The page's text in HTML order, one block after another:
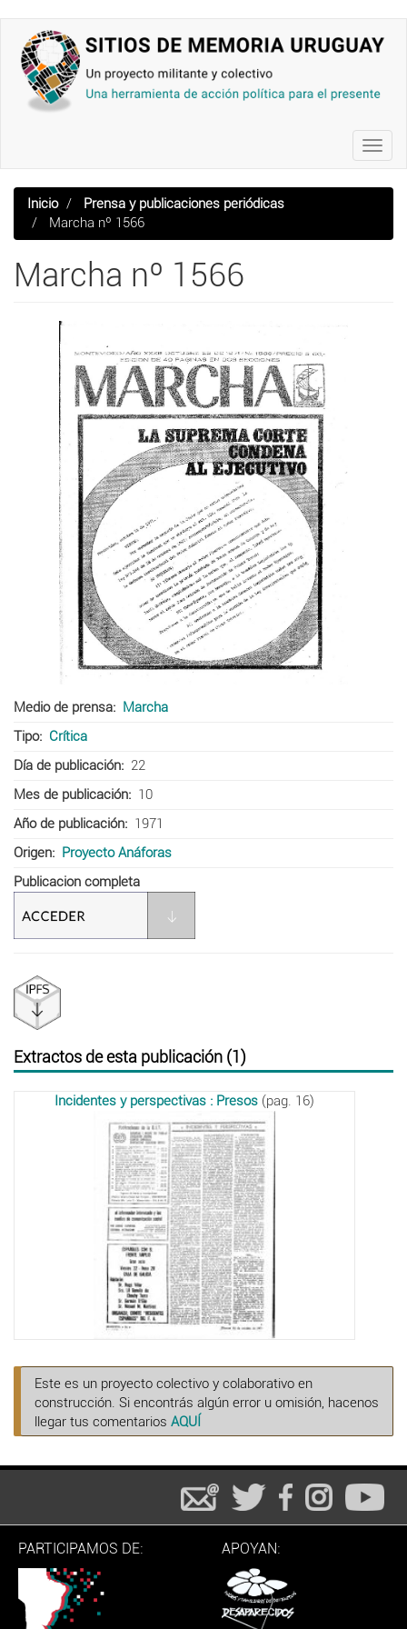
contenido
principal
Inicio
Prensa y publicaciones periódicas
Marcha nº 1566
Marcha nº 1566
Medio de prensa
Marcha
Tipo
Crítica
Día de publicación
22
Mes de publicación
10
Año de publicación
1971
Origen
Proyecto Anáforas
Publicacion completa
Extractos de esta publicación (1)
Incidentes y perspectivas : Presos (pag. 16)
Este es un proyecto colectivo y colaborativo en
construcción. Si encontrás algún error u omisión, hacenos
llegar tus comentarios AQUÍ
PARTICIPAMOS DE: APOYAN: